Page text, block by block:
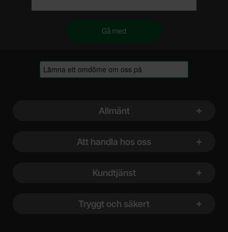
Allmänt
Att handla hos oss
Kundtjänst
Tryggt och säkert